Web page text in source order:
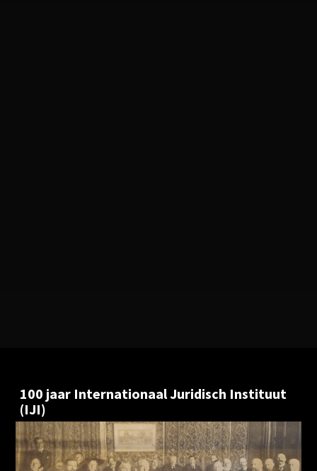
100 jaar Internationaal Juridisch Instituut
(IJI)